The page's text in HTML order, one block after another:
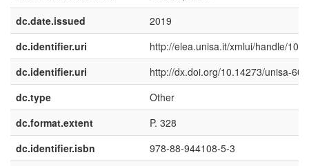
dc.date.issued
2019
dc.identifier.uri
http://elea.unisa.it/xmlui/handle/
dc.identifier.uri
http://dx.doi.org/10.14273/unisa-
dc.type
Other
dc.format.extent
P. 328
dc.identifier.isbn
978-88-944108-5-3